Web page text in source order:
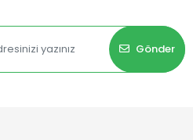
Gönder